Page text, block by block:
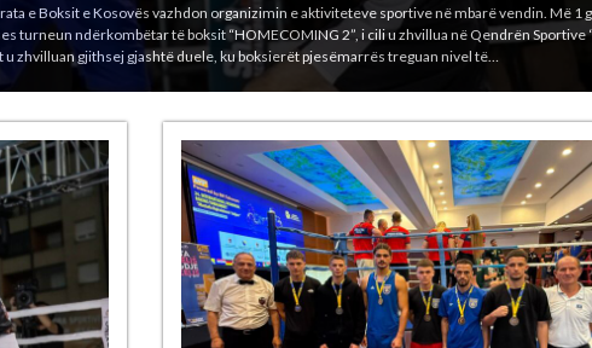
në turneun prestigjioz ndërkombëtar “Mustafa Hajrulahović – Talijan”, i cili u mbajt
Boksierët kosovarë e përfunduan turneun me gjithsej 6 medalje: 1 medalje
(55 kg) 4 medalje të bronzta – Bashkim Bajoku…